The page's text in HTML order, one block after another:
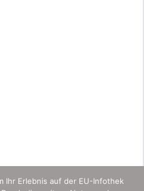
Ihr Erlebnis auf der EU-Infothek